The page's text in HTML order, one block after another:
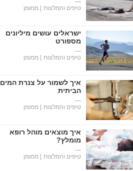
טיפים והמלצות | ממומן
ישראלים עושים מיליונים
מספורט
טיפים והמלצות | ממומן
איך לשמור על צנרת המים
הביתית
טיפים והמלצות | ממומן
איך מוצאים מוהל רופא
מומלץ?
טיפים והמלצות | ממומן